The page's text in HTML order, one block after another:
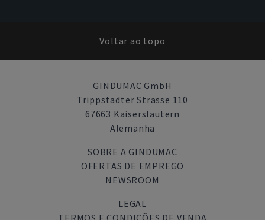
Voltar ao topo
GINDUMAC GmbH
Trippstadter Strasse 110
67663 Kaiserslautern
Alemanha
SOBRE A GINDUMAC
OFERTAS DE EMPREGO
NEWSROOM
LEGAL
TERMOS E CONDIÇÕES DE VENDA